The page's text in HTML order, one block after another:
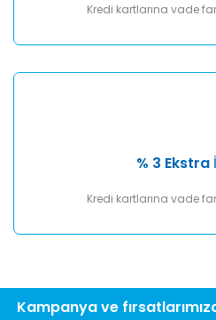
Kredi kartlarına vade
% 3 Ekstra
Kredi kartlarına vade
Kampanya ve